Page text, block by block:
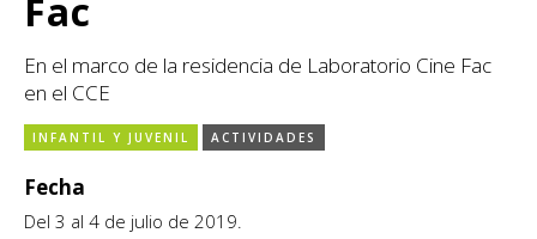
CCE en el interior/libros
Espacio itinerante de lectura infantil
Formación
Género y Diversidad
Infantil y Juvenil
Fac
En el marco de la residencia de Laboratorio Cine Fac
en el CCE
INFANTIL Y JUVENIL ACTIVIDADES
Fecha
Del 3 al 4 de julio de 2019.